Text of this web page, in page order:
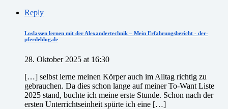
Reply
Loslassen lernen mit der Alexandertechnik – Mein Erfahrungsbericht - der-
pferdeblog.de
28. Oktober 2025 at 16:30
[…] selbst lerne meinen Körper auch im Alltag richtig zu
gebrauchen. Da dies schon lange auf meiner To-Want Liste
2025 stand, buchte ich meine erste Stunde. Schon nach der
ersten Unterrichtseinheit spürte ich eine […]